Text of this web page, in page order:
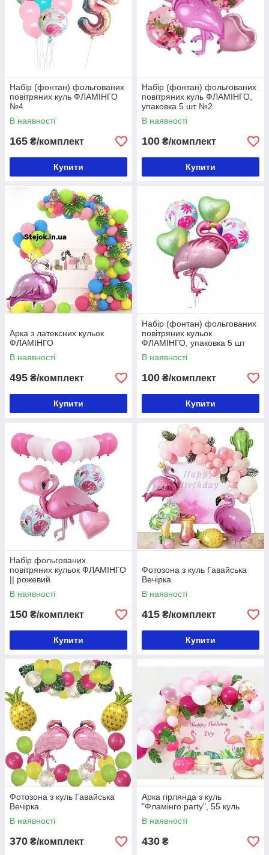
Набір (фонтан) фольгованих
повітряних куль ФЛАМІНГО
№4
В наявності
165 ₴/комплект
Купити
Набір (фонтан) фольгованих
повітряних куль ФЛАМІНГО,
упаковка 5 шт №2
В наявності
100 ₴/комплект
Купити
Арка з латексних кульок
ФЛАМІНГО
В наявності
495 ₴/комплект
Купити
Набір (фонтан) фольгованих
повітряних кульок
ФЛАМІНГО, упаковка 5 шт
№1
В наявності
100 ₴/комплект
Купити
Набір фольгованих
повітряних кульок ФЛАМІНГО
|| рожевий
В наявності
150 ₴/комплект
Купити
Фотозона з куль Гавайська
Вечірка
В наявності
415 ₴/комплект
Купити
Фотозона з куль Гавайська
Вечірка
В наявності
370 ₴/комплект
Арка гірлянда з куль
"Фламінго party", 55 куль
В наявності
430 ₴